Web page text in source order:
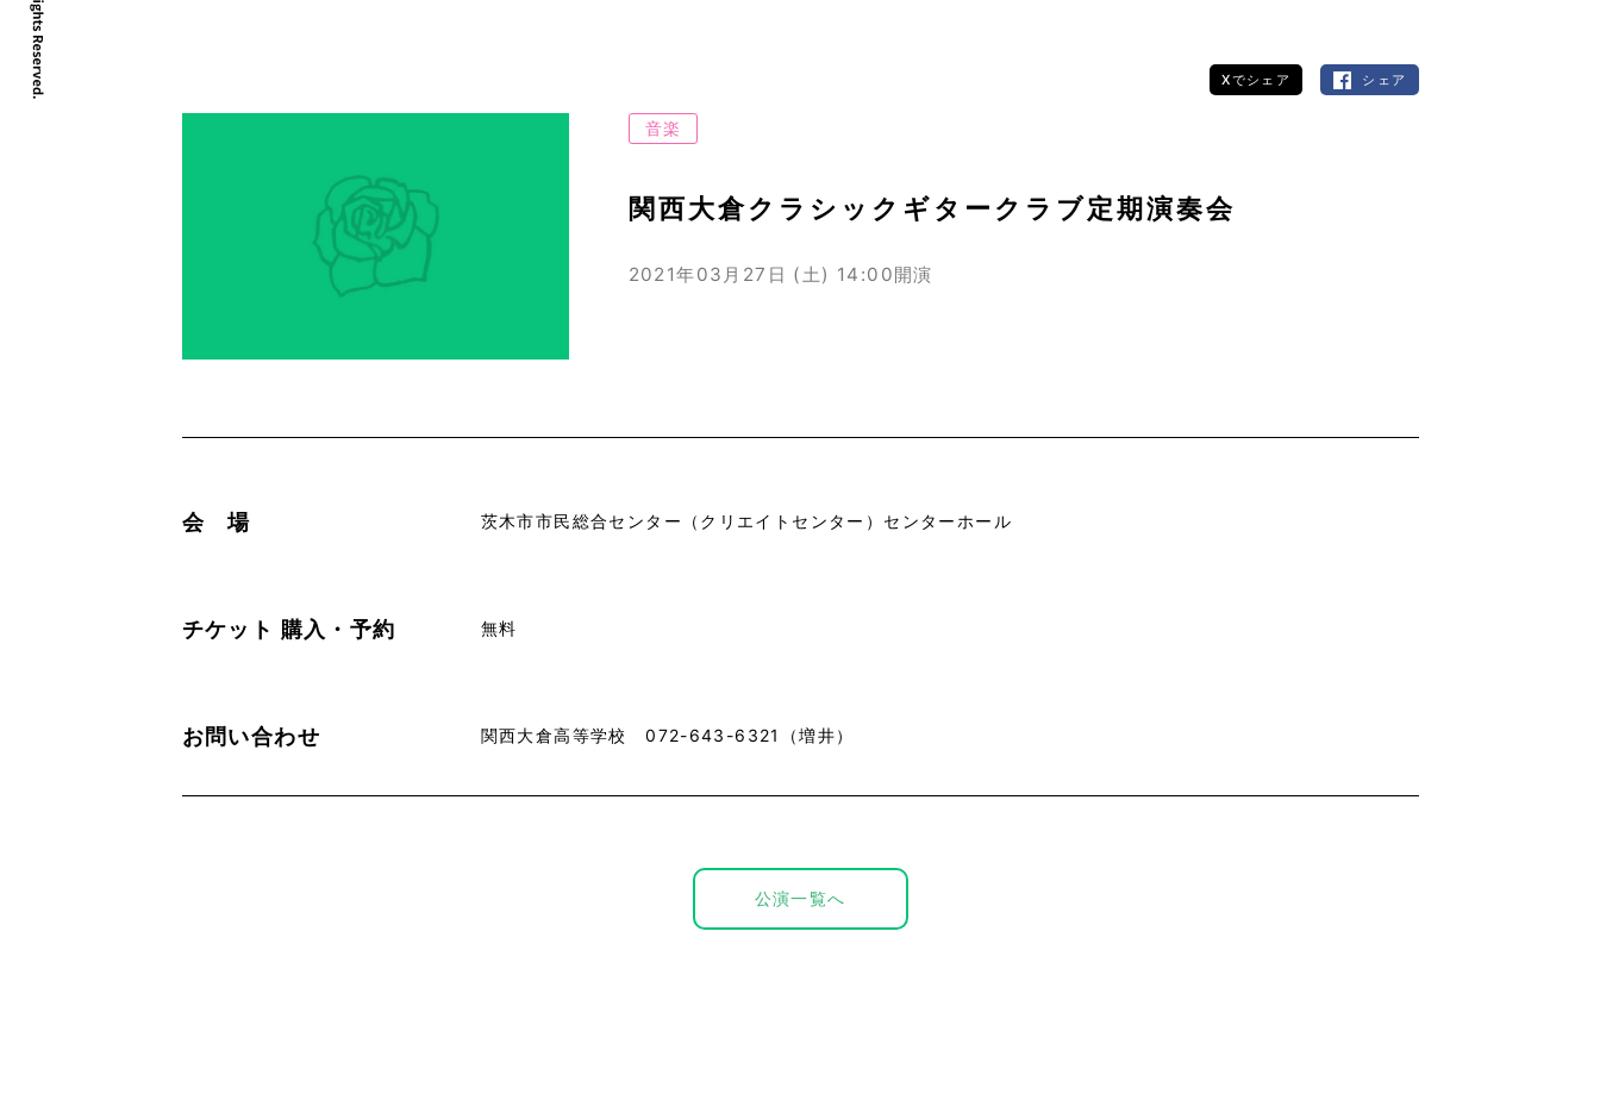
Xでシェア シェア
音楽
関西大倉クラシックギタークラブ定期演奏会
2021年03月27日 (土) 14:00開演
会 場 茨木市市民総合センター（クリエイトセンター）センターホール
チケット 購入・予約 無料
お問い合わせ 関西大倉高等学校 072-643-6321（増井）
公演一覧へ